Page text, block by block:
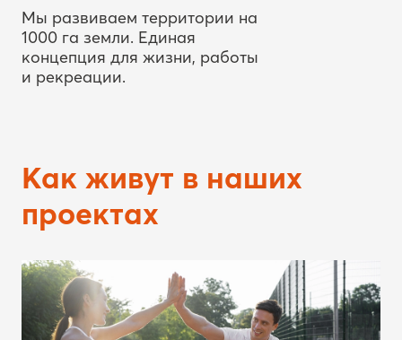
Мы развиваем территории на
1000 га земли. Единая
концепция для жизни, работы
и рекреации.
Как живут в наших
проектах